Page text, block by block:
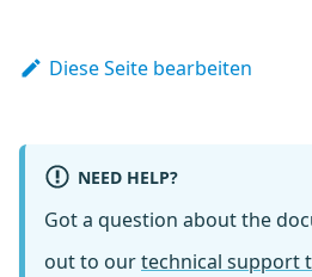
Diese Seite bearbeiten
NEED HELP?
Got a question about the
out to ourtechnical support